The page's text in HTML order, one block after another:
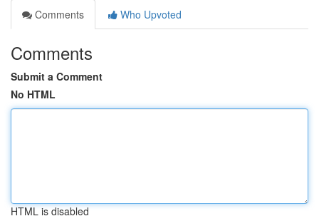
Comments
Who Upvoted
Comments
Submit a Comment
No HTML
HTML is disabled